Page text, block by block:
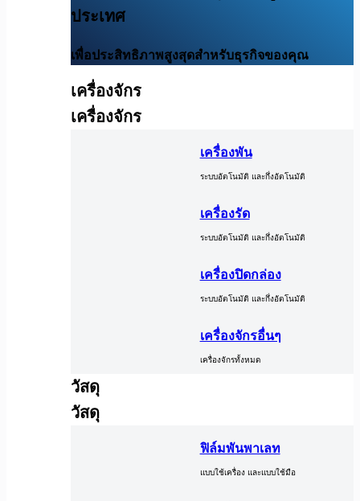
ประเทศ
เพื่อประสิทธิภาพสูงสุดสำหรับธุรกิจของคุณ
เครื่องจักร
เครื่องจักร
เครื่องพัน
ระบบอัตโนมัติ และกึ่งอัตโนมัติ
เครื่องรัด
ระบบอัตโนมัติ และกึ่งอัตโนมัติ
เครื่องปิดกล่อง
ระบบอัตโนมัติ และกึ่งอัตโนมัติ
เครื่องจักรอื่นๆ
เครื่องจักรทั้งหมด
วัสดุ
วัสดุ
ฟิล์มพันพาเลท
แบบใช้เครื่อง และแบบใช้มือ